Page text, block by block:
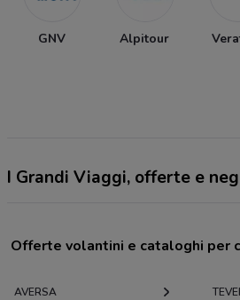
GNV Alpitour
I Grandi Viaggi, offerte e
Offerte volantini e cataloghi per
AVERSA